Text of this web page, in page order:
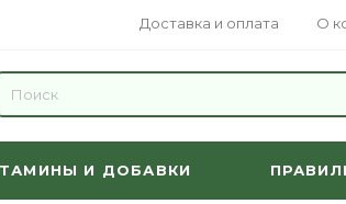
Доставка и оплата О
И ДОБАВКИ